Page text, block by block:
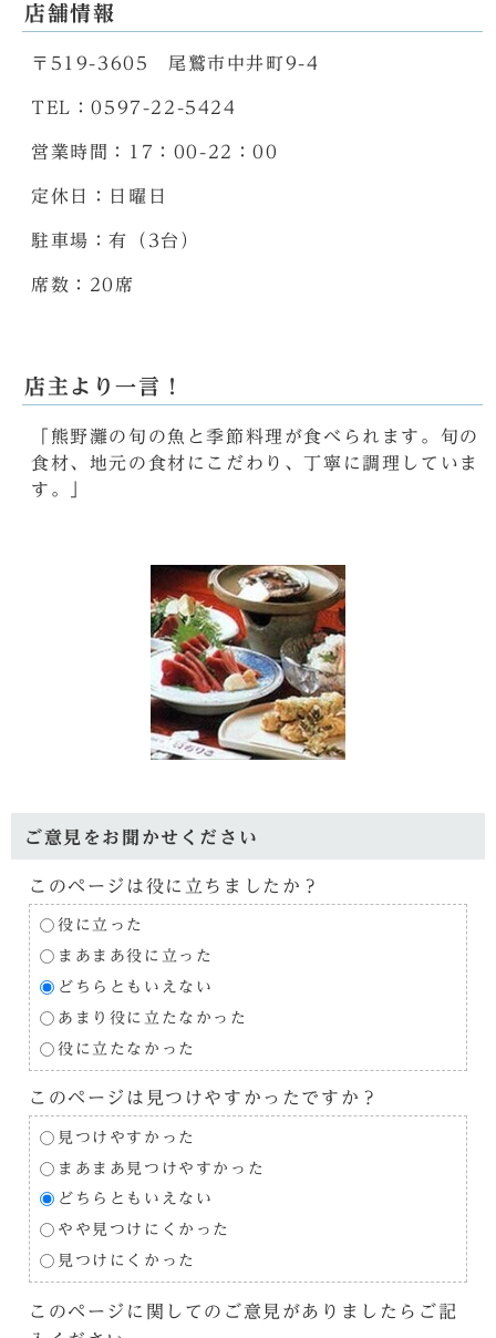
店舗情報
〒519-3605 尾鷲市中井町9-4
TEL：0597-22-5424
営業時間：17：00-22：00
定休日：日曜日
駐車場：有（3台）
席数：20席
店主より一言！
「熊野灘の旬の魚と季節料理が食べられます。旬の
食材、地元の食材にこだわり、丁寧に調理していま
す。」
ご意見をお聞かせください
このページは役に立ちましたか？
役に立った
まあまあ役に立った
どちらともいえない
あまり役に立たなかった
役に立たなかった
このページは見つけやすかったですか？
見つけやすかった
まあまあ見つけやすかった
どちらともいえない
やや見つけにくかった
見つけにくかった
このページに関してのご意見がありましたらご記